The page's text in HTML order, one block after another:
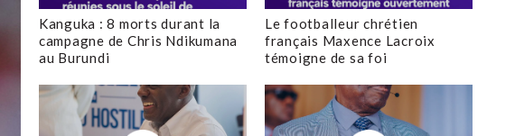
Kanguka : 8 morts durant la
campagne de Chris Ndikumana
au Burundi
Le footballeur chrétien
français Maxence Lacroix
témoigne de sa foi